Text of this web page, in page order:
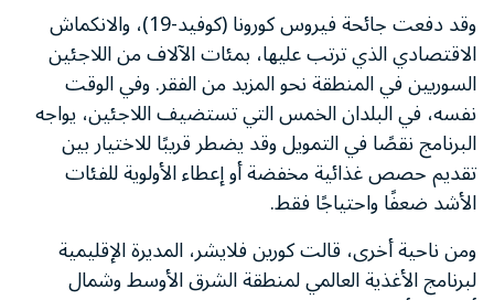
وقد دفعت جائحة فيروس كورونا (كوفيد-19)، والانكماش
الاقتصادي الذي ترتب عليها، بمئات الآلاف من اللاجئين
السوريين في المنطقة نحو المزيد من الفقر. وفي الوقت
نفسه، في البلدان الخمس التي تستضيف اللاجئين، يواجه
البرنامج نقصًا في التمويل وقد يضطر قريبًا للاختيار بين
تقديم حصص غذائية مخفضة أو إعطاء الأولوية للفئات
الأشد ضعفًا واحتياجًا فقط.
ومن ناحية أخرى، قالت كورين فلايشر، المديرة الإقليمية
لبرنامج الأغذية العالمي لمنطقة الشرق الأوسط وشمال